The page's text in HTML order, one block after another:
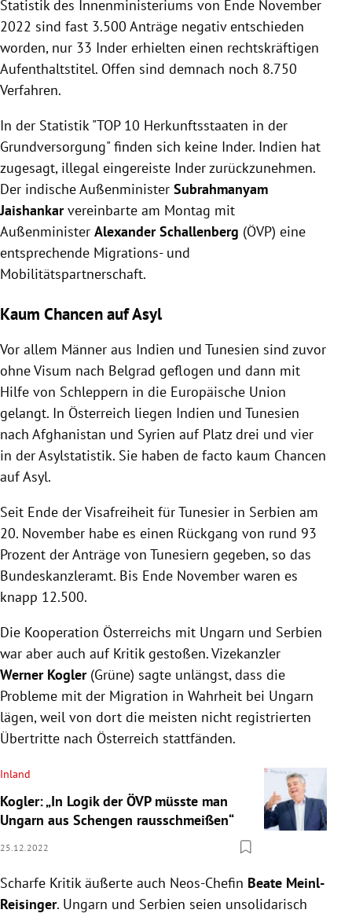
Statistik des Innenministeriums von Ende November
2022 sind fast 3.500 Anträge negativ entschieden
worden, nur 33 Inder erhielten einen rechtskräftigen
Aufenthaltstitel. Offen sind demnach noch 8.750
Verfahren.
In der Statistik "TOP 10 Herkunftsstaaten in der
Grundversorgung" finden sich keine Inder. Indien hat
zugesagt, illegal eingereiste Inder zurückzunehmen.
Der indische Außenminister Subrahmanyam
Jaishankarvereinbarte am Montag mit
Außenminister Alexander Schallenberg (ÖVP) eine
entsprechende Migrations- und
Mobilitätspartnerschaft.
Kaum Chancen auf Asyl
Vor allem Männer aus Indien und Tunesien sind zuvor
ohne Visum nach Belgrad geflogen und dann mit
Hilfe von Schleppern in die Europäische Union
gelangt. In Österreich liegen Indien und Tunesien
nach Afghanistan und Syrien auf Platz drei und vier
in der Asylstatistik. Sie haben de facto kaum Chancen
auf Asyl.
Seit Ende der Visafreiheit für Tunesier in Serbien am
20. November habe es einen Rückgang von rund 93
Prozent der Anträge von Tunesiern gegeben, so das
Bundeskanzleramt. Bis Ende November waren es
knapp 12.500.
Die Kooperation Österreichs mit Ungarn und Serbien
war aber auch auf Kritik gestoßen. Vizekanzler
Werner Kogler(Grüne) sagte unlängst, dass die
Probleme mit der Migration in Wahrheit bei Ungarn
lägen, weil von dort die meisten nicht registrierten
Übertritte nach Österreich stattfänden.
Inland
Kogler: „In Logik der ÖVP müsste man
Ungarn aus Schengen rausschmeißen“
25.12.2022
Scharfe Kritik äußerte auch Neos-Chefin Beate Meinl-
Reisinger. Ungarn und Serbien seien unsolidarisch